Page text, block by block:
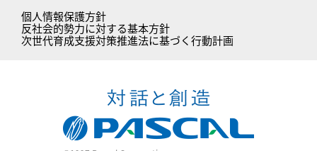
個人情報保護方針
反社会的勢力に対する基本方針
次世代育成支援対策推進法に基づく行動計画